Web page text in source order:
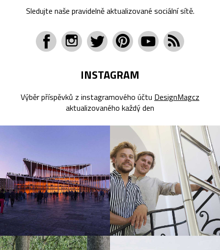
Sledujte naše pravidelně aktualizované sociální sítě.
INSTAGRAM
Výběr příspěvků z instagramového účtu DesignMagcz
aktualizovaného každý den